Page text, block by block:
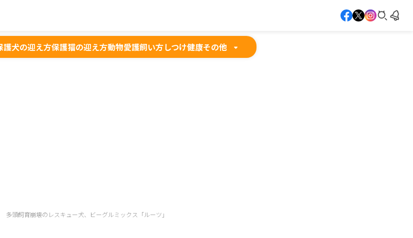
護犬の迎え方保護猫の迎え方動物愛護飼い方しつけ健康その他
頭飼育崩壊のレスキュー犬、ビーグルミックス「ルーツ」